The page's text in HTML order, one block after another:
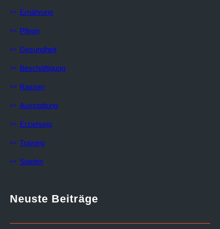
Ernährung
Pflege
Gesundheit
Beschäftigung
Rassen
Ausstattung
Erziehung
Training
Spielen
Neuste Beiträge